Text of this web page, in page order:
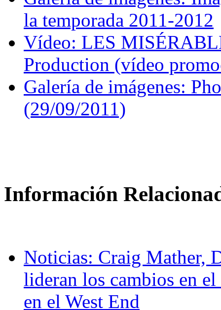
la temporada 2011-2012
Vídeo: LES
Production (vídeo
Galería de imágenes:
(29/09/2011)
Información
Noticias: Craig Mather,
lideran los cambios en
en el West End